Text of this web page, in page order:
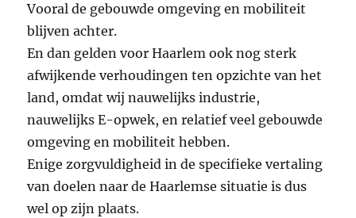
Vooral de gebouwde omgeving en mobiliteit
blijven achter.
En dan gelden voor Haarlem ook nog sterk
afwijkende verhoudingen ten opzichte van het
land, omdat wij nauwelijks industrie,
nauwelijks E-opwek, en relatief veel gebouwde
omgeving en mobiliteit hebben.
Enige zorgvuldigheid in de specifieke vertaling
van doelen naar de Haarlemse situatie is dus
wel op zijn plaats.